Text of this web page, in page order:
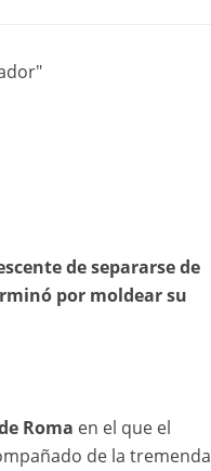
de separarse de
por moldear su
Roma en el que el
de la tremenda